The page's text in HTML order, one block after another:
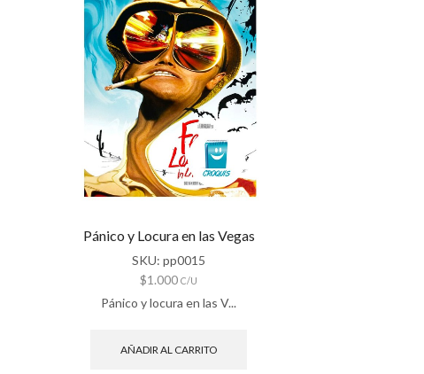
Pánico y Locura en las Vegas
SKU: pp0015
$1.000 C/U
Pánico y locura en las V...
AÑADIR AL CARRITO